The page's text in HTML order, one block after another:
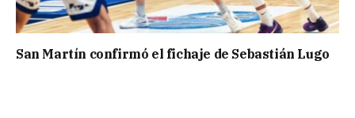
San Martín confirmó el fichaje de Sebastián Lugo